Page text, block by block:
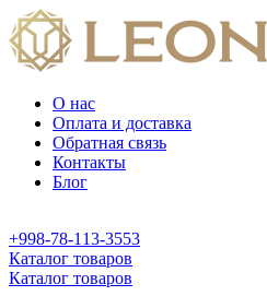
О нас
Оплата и доставка
Обратная связь
Контакты
Блог
+998-78-113-3553
Каталог товаров
Каталог товаров